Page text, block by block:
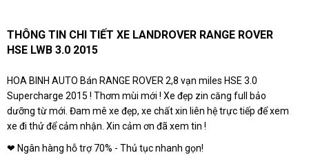
THÔNG TIN CHI TIẾT XE LANDROVER RANGE ROVER
HSE LWB 3.0 2015
HOA BINH AUTO Bán RANGE ROVER 2,8 vạn miles HSE 3.0
Supercharge 2015 ! Thơm mùi mới ! Xe đẹp zin căng full bảo
dưỡng từ mới. Đam mê xe đẹp, xe chất xin liên hệ trực tiếp để xem
xe đi thử để cảm nhận. Xin cảm ơn đã xem tin !
❤ Ngân hàng hỗ trợ 70% - Thủ tục nhanh gọn!